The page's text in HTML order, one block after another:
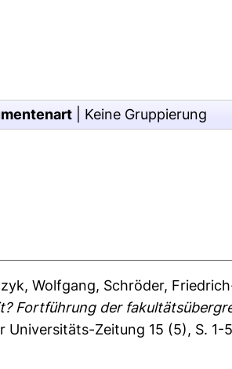
| Keine Gruppierung
Wolfgang, Schröder,
Fortführung der
Universitäts-Zeitung 15 (5), S. 1-